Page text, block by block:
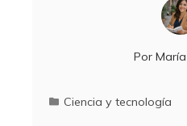
Por
Ciencia y tecnología